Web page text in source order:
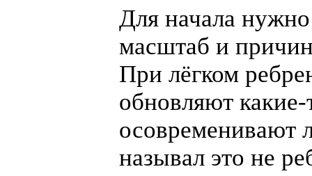
Для начала
масштаб и
При лёгком
обновляют какие-
осовременивают
называл это не